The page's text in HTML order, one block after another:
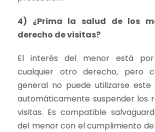
4) ¿Prima la salud de los
derecho de visitas?
El interés del menor está
cualquier otro derecho, pero
general no puede utilizarse
automáticamente suspender los
visitas. Es compatible
del menor con el cumplimiento de